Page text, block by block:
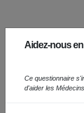
Aidez-nous
Ce questionnaire
d'aider les